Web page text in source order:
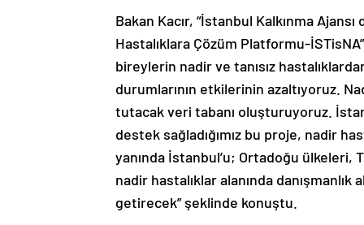
Bakan Kacır, “İstanbul Kalkınma
Hastalıklara Çözüm Platformu-
bireylerin nadir ve tanısız
durumlarının etkilerinin azaltıyoruz.
tutacak veri tabanı oluşturuyoruz.
destek sağladığımız bu proje, nadir
yanında İstanbul’u; Ortadoğu ülkeleri,
nadir hastalıklar alanında
getirecek” şeklinde konuştu.